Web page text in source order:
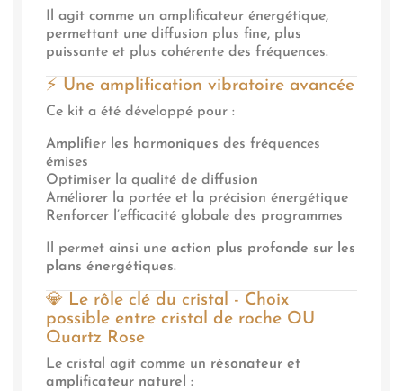
Il agit comme un amplificateur énergétique,
permettant une diffusion plus fine, plus
puissante et plus cohérente des fréquences.
⚡ Une amplification vibratoire avancée
Ce kit a été développé pour :
Amplifier les harmoniques des fréquences
émises
Optimiser la qualité de diffusion
Améliorer la portée et la précision énergétique
Renforcer l’efficacité globale des programmes
Il permet ainsi une action plus profonde sur les
plans énergétiques.
💎 Le rôle clé du cristal - Choix
possible entre cristal de roche OU
Quartz Rose
Le cristal agit comme un résonateur et
amplificateur naturel
: